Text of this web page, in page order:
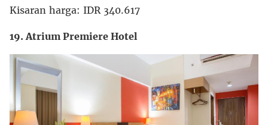
Kisaran harga: IDR 340.617
19. Atrium Premiere Hotel